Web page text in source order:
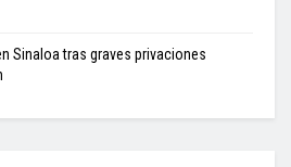
Sinaloa tras graves privaciones